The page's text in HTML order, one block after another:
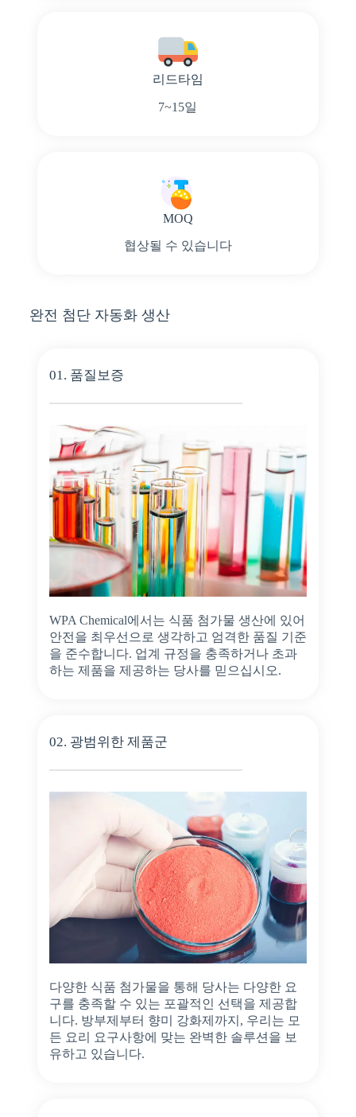
리드타임
7~15일
MOQ
협상될 수 있습니다
완전 첨단 자동화 생산
01. 품질보증
WPA Chemical에서는 식품 첨가물 생산에 있어
안전을 최우선으로 생각하고 엄격한 품질 기준
을 준수합니다. 업계 규정을 충족하거나 초과
하는 제품을 제공하는 당사를 믿으십시오.
02. 광범위한 제품군
다양한 식품 첨가물을 통해 당사는 다양한 요
구를 충족할 수 있는 포괄적인 선택을 제공합
니다. 방부제부터 향미 강화제까지, 우리는 모
든 요리 요구사항에 맞는 완벽한 솔루션을 보
유하고 있습니다.